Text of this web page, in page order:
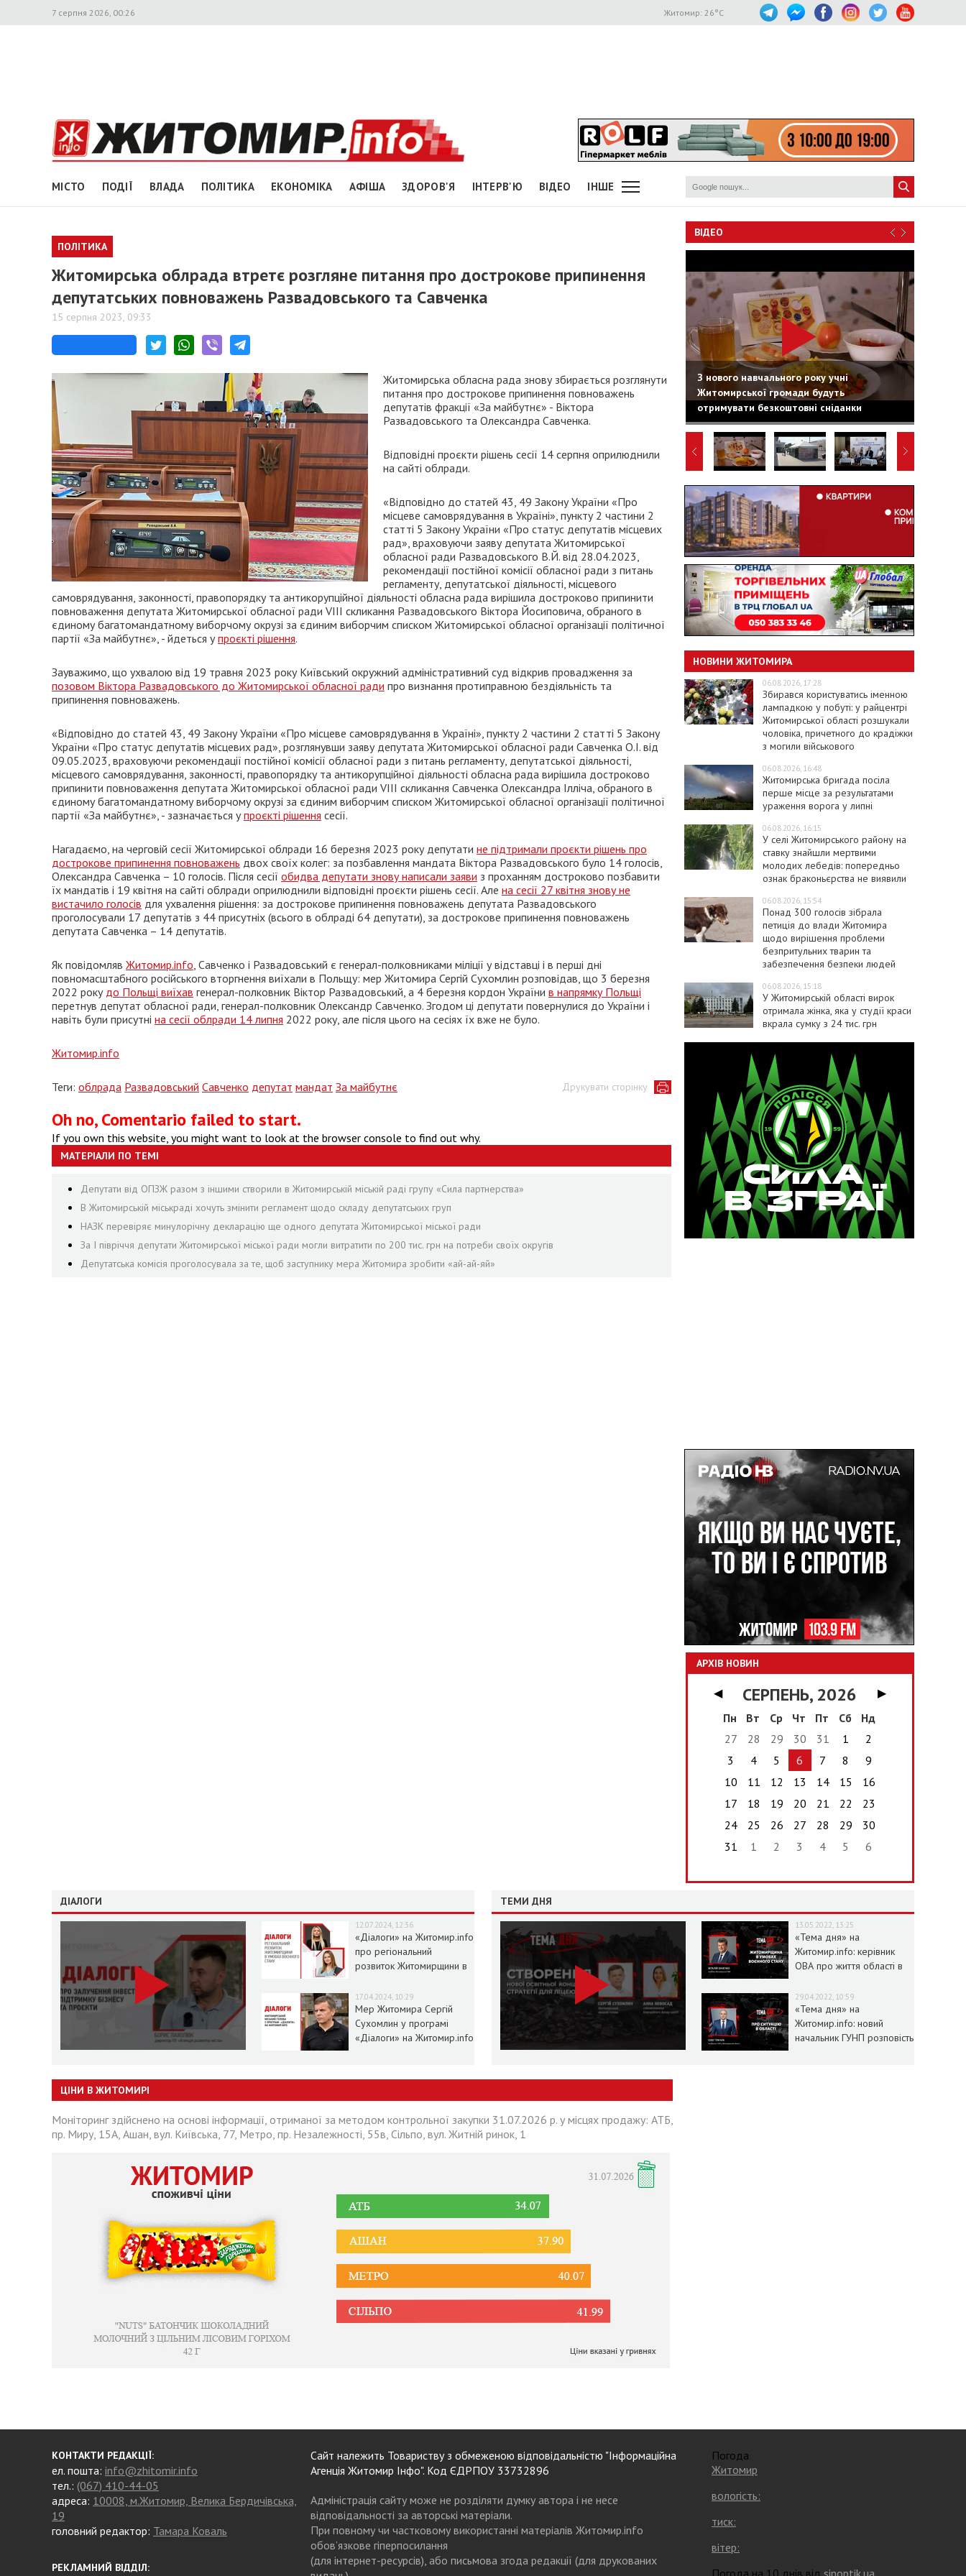
7 серпня 2026, 00:26 Житомир: 26°C
МІСТО ПОДІЇ ВЛАДА ПОЛІТИКА ЕКОНОМІКА АФІША ЗДОРОВ'Я ІНТЕРВ'Ю ВІДЕО ІНШЕ
ПОЛІТИКА
Житомирська облрада втретє розгляне питання про дострокове припинення
депутатських повноважень Развадовського та Савченка
15 серпня 2023, 09:33
Житомирська обласна рада знову збирається розглянути
питання про дострокове припинення повноважень
депутатів фракції «За майбутнє» - Віктора
Развадовського та Олександра Савченка.
Відповідні проєкти рішень сесії 14 серпня оприлюднили
на сайті облради.
«Відповідно до статей 43, 49 Закону України «Про
місцеве самоврядування в Україні», пункту 2 частини 2
статті 5 Закону України «Про статус депутатів місцевих
рад», враховуючи заяву депутата Житомирської
обласної ради Развадовського В.Й. від 28.04.2023,
рекомендації постійної комісії обласної ради з питань
регламенту, депутатської діяльності, місцевого
самоврядування, законності, правопорядку та антикорупційної діяльності обласна рада вирішила достроково припинити
повноваження депутата Житомирської обласної ради VІІІ скликання Развадовського Віктора Йосиповича, обраного в
єдиному багатомандатному виборчому окрузі за єдиним виборчим списком Житомирської обласної організації політичної
партії «За майбутнє», - йдеться упроєкті рішення.
Зауважимо, що ухвалою від 19 травня 2023 року Київський окружний адміністративний суд відкрив провадження за
позовом Віктора Развадовського до Житомирської обласної ради про визнання протиправною бездіяльність та
припинення повноважень.
«Відповідно до статей 43, 49 Закону України «Про місцеве самоврядування в Україні», пункту 2 частини 2 статті 5 Закону
України «Про статус депутатів місцевих рад», розглянувши заяву депутата Житомирської обласної ради Савченка О.І. від
09.05.2023, враховуючи рекомендації постійної комісії обласної ради з питань регламенту, депутатської діяльності,
місцевого самоврядування, законності, правопорядку та антикорупційної діяльності обласна рада вирішила достроково
припинити повноваження депутата Житомирської обласної ради VIII скликання Савченка Олександра Ілліча, обраного в
єдиному багатомандатному виборчому окрузі за єдиним виборчим списком Житомирської обласної організації політичної
партії «За майбутнє», - зазначається упроєкті рішення сесії.
Нагадаємо, на черговій сесії Житомирської облради 16 березня 2023 року депутати не підтримали проєкти рішень про
дострокове припинення повноважень двох своїх колег: за позбавлення мандата Віктора Развадовського було 14 голосів,
Олександра Савченка – 10 голосів. Після сесії обидва депутати знову написали заяви з проханням достроково позбавити
їх мандатів і 19 квітня на сайті облради оприлюднили відповідні проєкти рішень сесії. Але на сесії 27 квітня знову не
вистачило голосів для ухвалення рішення: за дострокове припинення повноважень депутата Развадовського
проголосували 17 депутатів з 44 присутніх (всього в облраді 64 депутати), за дострокове припинення повноважень
депутата Савченка – 14 депутатів.
Як повідомляв Житомир.info, Савченко і Развадовський є генерал-полковниками міліції у відставці і в перші дні
повномасштабного російського вторгнення виїхали в Польщу: мер Житомира Сергій Сухомлин розповідав, що 3 березня
2022 року до Польщі виїхав генерал-полковник Віктор Развадовський, а 4 березня кордон України в напрямку Польщі
перетнув депутат обласної ради, генерал-полковник Олександр Савченко. Згодом ці депутати повернулися до України і
навіть були присутні на сесії облради 14 липня 2022 року, але після цього на сесіях їх вже не було.
Житомир.info
Друкувати сторінку
Теги: облрада Развадовський Савченко депутат мандат За майбутнє
Oh no, Comentario failed to start.
If you own this website, you might want to look at the browser console to find out why.
МАТЕРІАЛИ ПО ТЕМІ
Депутати від ОПЗЖ разом з іншими створили в Житомирській міській раді групу «Сила партнерства»
В Житомирській міськраді хочуть змінити регламент щодо складу депутатських груп
НАЗК перевіряє минулорічну декларацію ще одного депутата Житомирської міської ради
За І півріччя депутати Житомирської міської ради могли витратити по 200 тис. грн на потреби своїх округів
Депутатська комісія проголосувала за те, щоб заступнику мера Житомира зробити «ай-ай-яй»
ВІДЕО
З нового навчального року учні
Житомирської громади будуть
отримувати безкоштовні сніданки
НОВИНИ ЖИТОМИРА
06.08.2026, 17:28
Збирався користуватись іменною
лампадкою у побуті: у райцентрі
Житомирської області розшукали
чоловіка, причетного до крадіжки
з могили військового
06.08.2026, 16:48
Житомирська бригада посіла
перше місце за результатами
ураження ворога у липні
06.08.2026, 16:15
У селі Житомирського району на
ставку знайшли мертвими
молодих лебедів: попередньо
ознак браконьєрства не виявили
06.08.2026, 15:54
Понад 300 голосів зібрала
петиція до влади Житомира
щодо вирішення проблеми
безпритульних тварин та
забезпечення безпеки людей
06.08.2026, 15:18
У Житомирській області вирок
отримала жінка, яка у студії краси
вкрала сумку з 24 тис. грн
АРХІВ НОВИН
◀ СЕРПЕНЬ, 2026
▶
Пн
Вт Ср Чт Пт Сб
Нд
27
28 29 30 31 1
2
3
4 5 6 7 8
9
10
11 12 13 14 15
16
17
18 19 20 21 22
23
24
25 26 27 28 29
30
31
1 2 3 4 5 6
ДІАЛОГИ
12.07.2024, 12:36
«Діалоги» на Житомир.info
про регіональний
розвиток Житомирщини в
17.04.2024, 10:29
Мер Житомира Сергій
Сухомлин у програмі
«Діалоги» на Житомир.info
ТЕМИ ДНЯ
13.05.2022, 13:25
«Тема дня» на
Житомир.info: керівник
ОВА про життя області в
29.04.2022, 10:59
«Тема дня» на
Житомир.info: новий
начальник ГУНП розповість
ЦІНИ В ЖИТОМИРІ
Моніторинг здійснено на основі інформації, отриманої за методом контрольної закупки 31.07.2026 р. у місцях продажу: АТБ,
пр. Миру, 15А, Ашан, вул. Київська, 77, Метро, пр. Незалежності, 55в, Сільпо, вул. Житній ринок, 1
КОНТАКТИ РЕДАКЦІЇ:
ел. пошта: info@zhitomir.info
тел.: (067) 410-44-05
адреса: 10008, м.Житомир, Велика Бердичівська,
19
головний редактор: Тамара Коваль
РЕКЛАМНИЙ ВІДДІЛ:
Сайт належить Товариству з обмеженою відповідальністю "Інформаційна
Агенція Житомир Інфо". Код ЄДРПОУ 33732896
Адміністрація сайту може не розділяти думку автора і не несе
відповідальності за авторські матеріали.
При повному чи частковому використанні матеріалів Житомир.info
обов’язкове гіперпосилання
(для інтернет-ресурсів), або письмова згода редакції (для друкованих
Погода
Житомир
вологість:
тиск:
вітер:
Погода на 10 днів від sinoptik.ua